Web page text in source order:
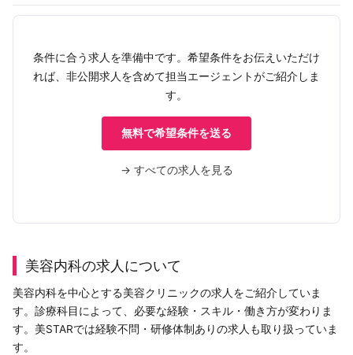
条件に合う求人を準備中です。希望条件をお伝えいただけ
れば、非公開求人を含めて担当エージェントがご紹介しま
す。
無料で希望条件を送る
→ すべての求人を見る
美容内科の求人について
美容内科を中心とする美容クリニックの求人をご紹介していま
す。診療科目によって、必要な経験・スキル・働き方が変わりま
す。美STARでは経験不問・研修体制ありの求人も取り扱っていま
す。